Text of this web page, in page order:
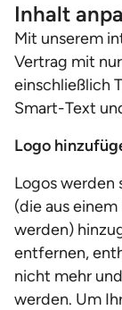
Inhalt
Mit unserem
Vertrag mit
einschließlich
Smart-Text
Logo
Logos werden
(die aus
werden)
entfernen,
nicht mehr
werden. Um